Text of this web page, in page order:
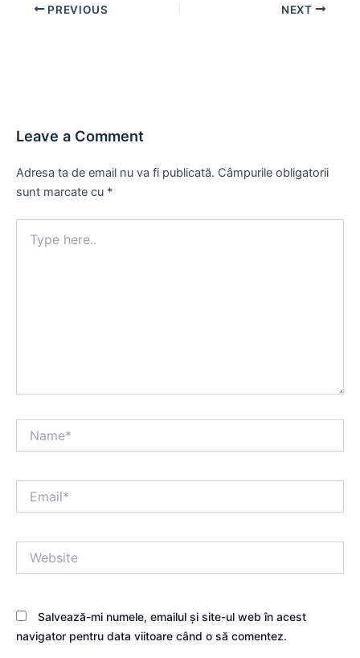
Post PREVIOUS NEXT
Leave a Comment
Adresa ta de email nu va fi publicată. Câmpurile obligatorii
sunt marcate cu *
here..
Salvează-mi numele, emailul și site-ul web în acest
navigator pentru data viitoare când o să comentez.